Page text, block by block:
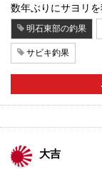
数年ぶりにサヨリ
明石東部の釣果
サビキ釣果
大吉